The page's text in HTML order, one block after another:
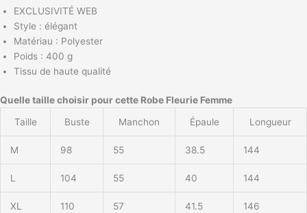
EXCLUSIVITÉ WEB
Style : élégant
Matériau : Polyester
Poids : 400 g
Tissu de haute qualité
Quelle taille choisir pour cette Robe Fleurie Femme
Taille
Buste Manchon Épaule Longueur
M 98 55 38.5 144
L 104 55 40 144
XL 110 57 41.5 146